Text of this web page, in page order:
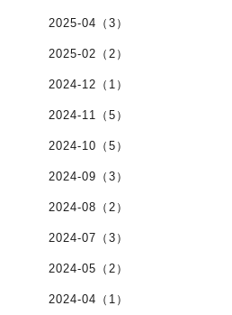
2025-04（3）
2025-02（2）
2024-12（1）
2024-11（5）
2024-10（5）
2024-09（3）
2024-08（2）
2024-07（3）
2024-05（2）
2024-04（1）